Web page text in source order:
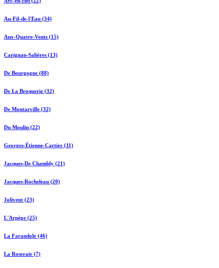
Au-Fil-de-l'Eau (34)
Aux-Quatre-Vents (15)
Carignan-Salières (13)
De Bourgogne (88)
De La Broquerie (32)
De Montarville (32)
Du Moulin (22)
Georges-Étienne-Cartier (11)
Jacques-De Chambly (21)
Jacques-Rocheleau (20)
Jolivent (23)
L'Arpège (25)
La Farandole (46)
La Roseraie (7)